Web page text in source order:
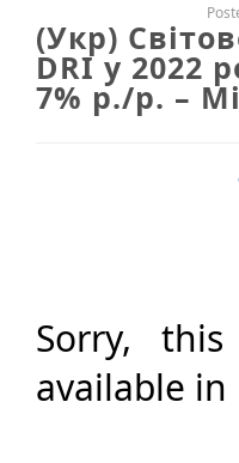
(Укр)
DRI у 2022
7% р./р. –
Sorry,
available in